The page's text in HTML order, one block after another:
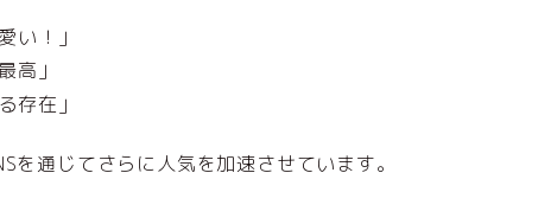
い！」
高」
存在」
を通じてさらに人気を加速させています。